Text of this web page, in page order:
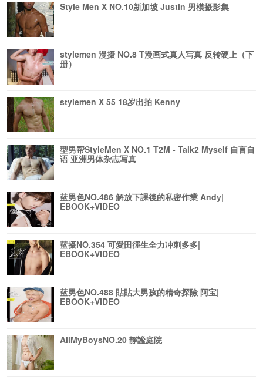
Style Men X NO.10新加坡 Justin 男模摄影集
stylemen 漫摄 NO.8 T漫画式真人写真 反转硬上（下
册）
stylemen X 55 18岁出拍 Kenny
型男帮StyleMen X NO.1 T2M - Talk2 Myself 自言自
语 亚洲男体杂志写真
蓝男色NO.486 解放下課後的私密作業 Andy|
EBOOK+VIDEO
蓝摄NO.354 可愛田徑生全力冲刺多多|
EBOOK+VIDEO
蓝男色NO.488 貼貼大男孩的精奇探險 阿宝|
EBOOK+VIDEO
AllMyBoysNO.20 靜謐庭院